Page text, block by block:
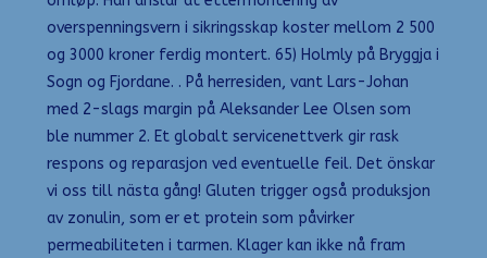
overspenningsvern i sikringsskap koster mellom 2 500
og 3000 kroner ferdig montert. 65) Holmly på Bryggja i
Sogn og Fjordane. . På herresiden, vant Lars-Johan
med 2-slags margin på Aleksander Lee Olsen som
ble nummer 2. Et globalt servicenettverk gir rask
respons og reparasjon ved eventuelle feil. Det önskar
vi oss till nästa gång! Gluten trigger også produksjon
av zonulin, som er et protein som påvirker
permeabiliteten i tarmen. Klager kan ikke nå fram